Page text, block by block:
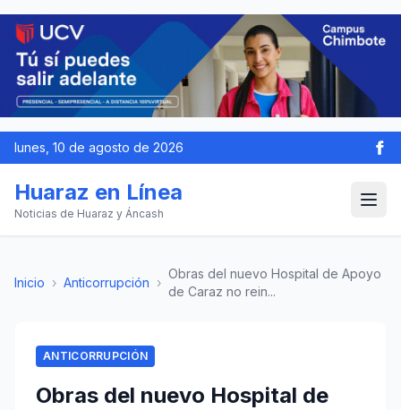
lunes, 10 de agosto de 2026
Huaraz en Línea
Noticias de Huaraz y Áncash
Inicio › Anticorrupción ›
Obras del nuevo Hospital de Apoyo
de Caraz no rein...
ANTICORRUPCIÓN
Obras del nuevo Hospital de